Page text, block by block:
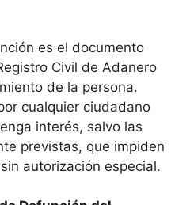
es el documento
Civil de Adanero
de la persona.
cualquier ciudadano
interés, salvo las
previstas, que impiden
autorización especial.